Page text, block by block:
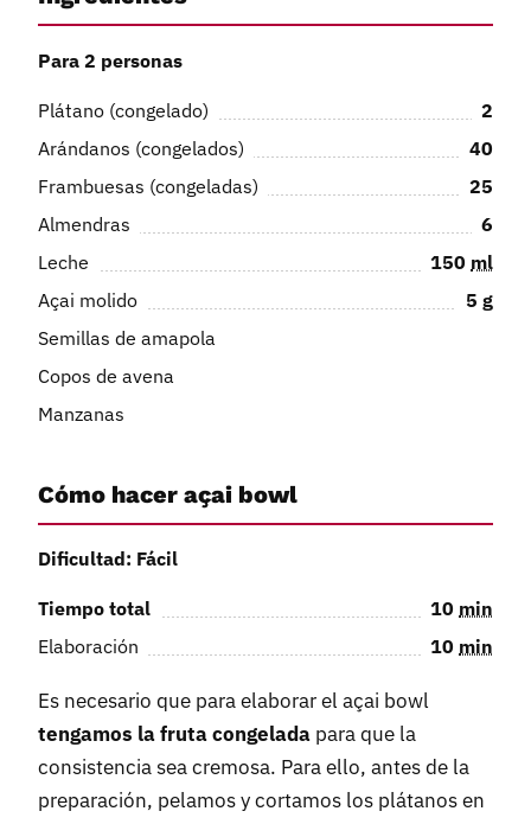
Para 2 personas
Plátano (congelado)
2
Arándanos (congelados)
40
Frambuesas (congeladas)
25
Almendras
6
Leche
150 ml
Açai molido
5 g
Semillas de amapola
Copos de avena
Manzanas
Cómo hacer açai bowl
Dificultad: Fácil
Tiempo total 10 min
Elaboración
10 min
Es necesario que para elaborar el açai bowl
tengamos la fruta congelada para que la
consistencia sea cremosa. Para ello, antes de la
preparación, pelamos y cortamos los plátanos en